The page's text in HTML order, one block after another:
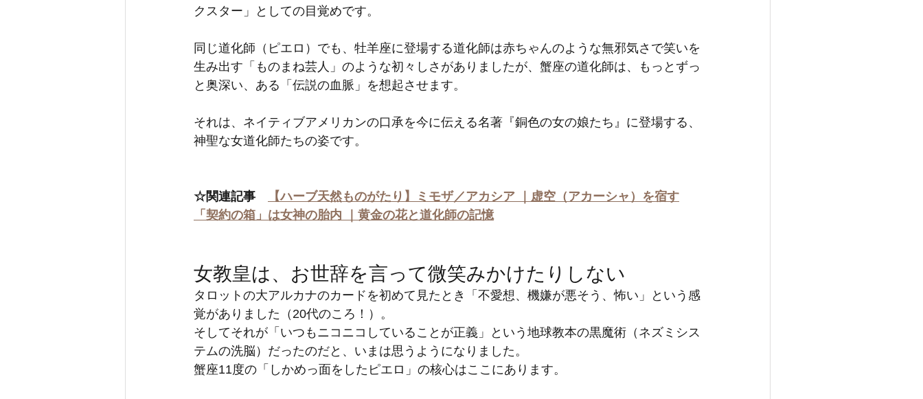
クスター」としての目覚めです。
同じ道化師（ピエロ）でも、牡羊座に登場する道化師は赤ちゃんのような無邪気さで笑いを
生み出す「ものまね芸人」のような初々しさがありましたが、蟹座の道化師は、もっとずっ
と奥深い、ある「伝説の血脈」を想起させます。
それは、ネイティブアメリカンの口承を今に伝える名著『銅色の女の娘たち』に登場する、
神聖な女道化師たちの姿です。
☆関連記事
【ハーブ天然ものがたり】ミモザ／アカシア ｜虚空（アカーシャ）を宿す
「契約の箱」は女神の胎内 ｜黄金の花と道化師の記憶
女教皇は、お世辞を言って微笑みかけたりしない
タロットの大アルカナのカードを初めて見たとき「不愛想、機嫌が悪そう、怖い」という感
覚がありました（20代のころ！）。
そしてそれが「いつもニコニコしていることが正義」という地球教本の黒魔術（ネズミシス
テムの洗脳）だったのだと、いまは思うようになりました。
蟹座11度の「しかめっ面をしたピエロ」の核心はここにあります。